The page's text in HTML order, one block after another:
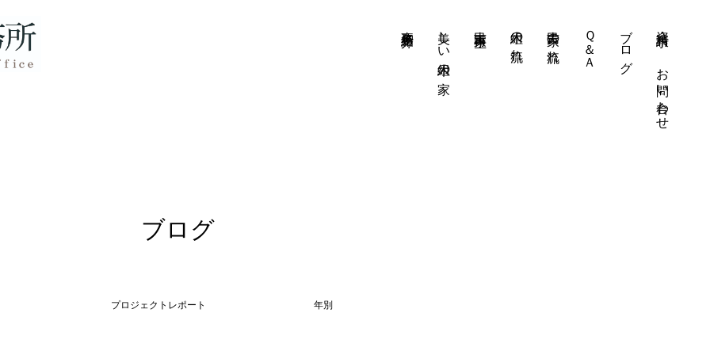
美しい木組の家 木組の流れ 古民家の流れ Ｑ＆Ａ ブログ
お問い合わせ
ブログ
プロジェクトレポート 年別